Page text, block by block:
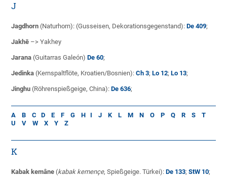
J
Jagdhorn (Naturhorn): (Gusseisen, Dekorationsgegenstand):De 409;
Jakhē –> Yakhey
Jarana (Guitarras Galeón)De 60;
Jedinka (Kernspaltflöte, Kroatien/Bosnien):Ch 3;Lo 12;Lo 13;
Jinghu (Röhrenspießgeige, China):De 636;
A B C D E F G H I J K L M N O P Q R S
T
U
V W X Y Z
K
Kabak kemâne (kabak kemençe, Spießgeige. Türkei):De 133;StW 10;